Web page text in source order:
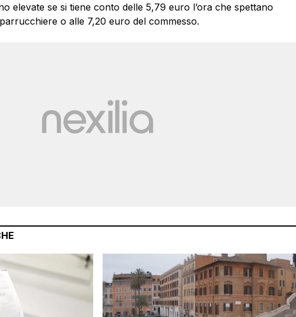
elevate se si tiene conto delle 5,79 euro l’ora che spettano
o alle 7,20 euro del commesso.